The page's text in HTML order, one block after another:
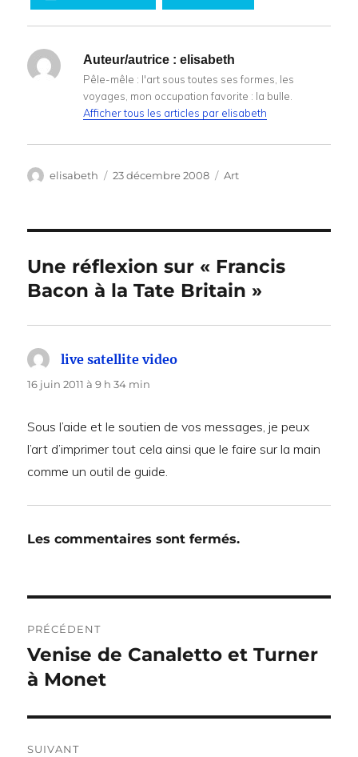
Auteur/autrice : elisabeth
Pêle-mêle : l'art sous toutes ses formes, les
voyages, mon occupation favorite : la bulle.
Afficher tous les articles par elisabeth
Auteur
elisabeth
Publié
23 décembre 2008 Catégories
Art
Une réflexion sur « Francis
Bacon à la Tate Britain »
live satellite video
16 juin 2011 à 9 h 34 min
Sous l’aide et le soutien de vos messages, je peux
l’art d’imprimer tout cela ainsi que le faire sur la main
comme un outil de guide.
Les commentaires sont fermés.
de
l’article
PRÉCÉDENT
Publication
précédente :
Venise de Canaletto et Turner
à Monet
SUIVANT